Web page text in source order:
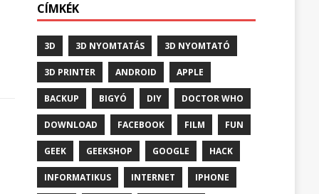
CÍMKÉK
3D 3D NYOMTATÁS 3D NYOMTATÓ
3D PRINTER ANDROID APPLE
BACKUP BIGYÓ DIY DOCTOR WHO
DOWNLOAD FACEBOOK FILM FUN
GEEK GEEKSHOP GOOGLE HACK
INFORMATIKUS INTERNET IPHONE